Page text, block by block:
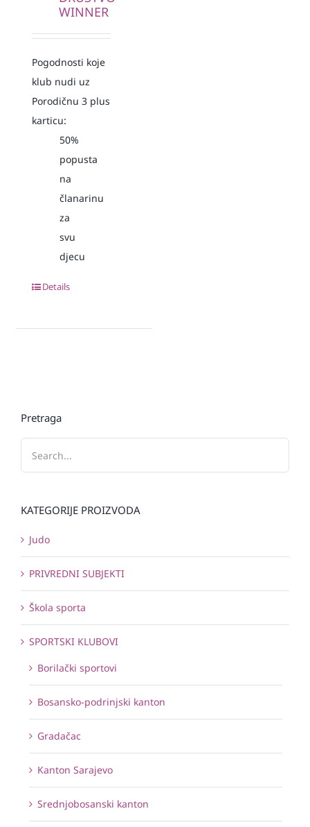
WINNER
Pogodnosti koje
klub nudi uz
Porodičnu 3 plus
karticu:
50%
popusta
na
članarinu
za
svu
djecu
Details
Pretraga
KATEGORIJE PROIZVODA
Judo
PRIVREDNI SUBJEKTI
Škola sporta
SPORTSKI KLUBOVI
Borilački sportovi
Bosansko-podrinjski kanton
Gradačac
Kanton Sarajevo
Srednjobosanski kanton